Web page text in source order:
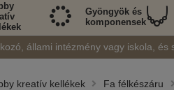
Gyöngyök és
komponensek
állami intézmény vagy iskola,
kreatív kellékek Fa félkészáru